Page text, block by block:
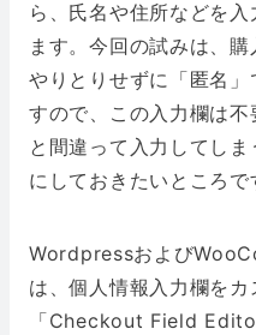
ら、氏名や住所などを
ます。今回の試みは、
やりとりせずに「匿名
すので、この入力欄は
と間違って入力してし
にしておきたいところで
Wordpressおよび
は、個人情報入力欄を
「Checkout Field